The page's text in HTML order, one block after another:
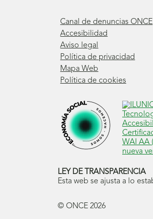
Canal de denuncias ONCE
Accesibilidad
Aviso legal
Política de privacidad
Mapa Web
Política de cookies
LEY DE TRANSPARENCIA
Esta web se ajusta a lo
© ONCE 2026